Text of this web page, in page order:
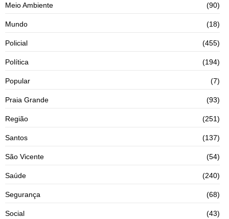
Meio Ambiente (90)
Mundo (18)
Policial (455)
Política (194)
Popular (7)
Praia Grande (93)
Região (251)
Santos (137)
São Vicente (54)
Saúde (240)
Segurança (68)
Social (43)